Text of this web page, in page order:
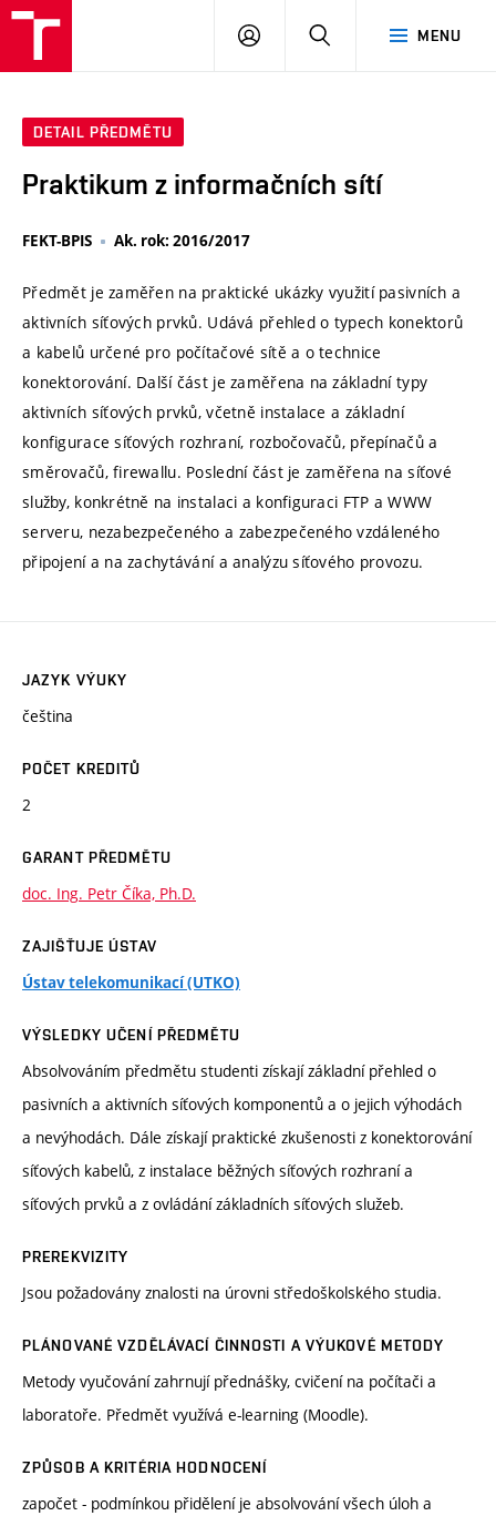
MENU
PŘIHLÁSIT
DETAIL PŘEDMĚTU
Praktikum z informačních sítí
FEKT-BPIS Ak. rok: 2016/2017
Předmět je zaměřen na praktické ukázky využití pasivních a
aktivních síťových prvků. Udává přehled o typech konektorů
a kabelů určené pro počítačové sítě a o technice
konektorování. Další část je zaměřena na základní typy
aktivních síťových prvků, včetně instalace a základní
konfigurace síťových rozhraní, rozbočovačů, přepínačů a
směrovačů, firewallu. Poslední část je zaměřena na síťové
služby, konkrétně na instalaci a konfiguraci FTP a WWW
serveru, nezabezpečeného a zabezpečeného vzdáleného
připojení a na zachytávání a analýzu síťového provozu.
JAZYK VÝUKY
čeština
POČET KREDITŮ
2
GARANT PŘEDMĚTU
doc. Ing. Petr Číka, Ph.D.
ZAJIŠŤUJE ÚSTAV
Ústav telekomunikací (UTKO)
VÝSLEDKY UČENÍ PŘEDMĚTU
Absolvováním předmětu studenti získají základní přehled o
pasivních a aktivních síťových komponentů a o jejich výhodách
a nevýhodách. Dále získají praktické zkušenosti z konektorování
síťových kabelů, z instalace běžných síťových rozhraní a
síťových prvků a z ovládání základních síťových služeb.
PREREKVIZITY
Jsou požadovány znalosti na úrovni středoškolského studia.
PLÁNOVANÉ VZDĚLÁVACÍ ČINNOSTI A VÝUKOVÉ METODY
Metody vyučování zahrnují přednášky, cvičení na počítači a
laboratoře. Předmět využívá e-learning (Moodle).
ZPŮSOB A KRITÉRIA HODNOCENÍ
započet - podmínkou přidělení je absolvování všech úloh a